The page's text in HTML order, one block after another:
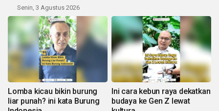
Senin, 3 Agustus 2026
Lomba kicau bikin burung
liar punah? ini kata Burung
Ini cara kebun raya dekatkan
budaya ke Gen Z lewat